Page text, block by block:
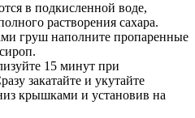
в подкисленной воде,
растворения сахара.
груш наполните пропаренные
15 минут при
закатайте и укутайте
крышками и установив на